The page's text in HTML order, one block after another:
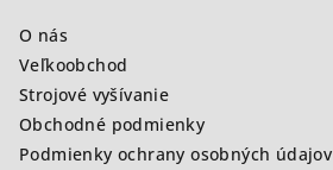
O nás
Veľkoobchod
Strojové vyšívanie
Obchodné podmienky
Podmienky ochrany osobných údajov